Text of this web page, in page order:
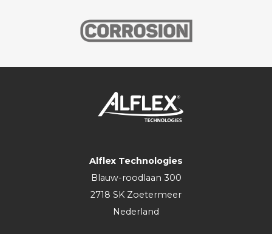
Alflex Technologies
Blauw-roodlaan 300
2718 SK Zoetermeer
Nederland